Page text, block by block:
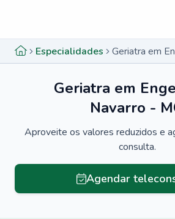
Especialidades
Geriatra em
Navarro -
Aproveite os valores reduzidos e
consulta.
Agendar